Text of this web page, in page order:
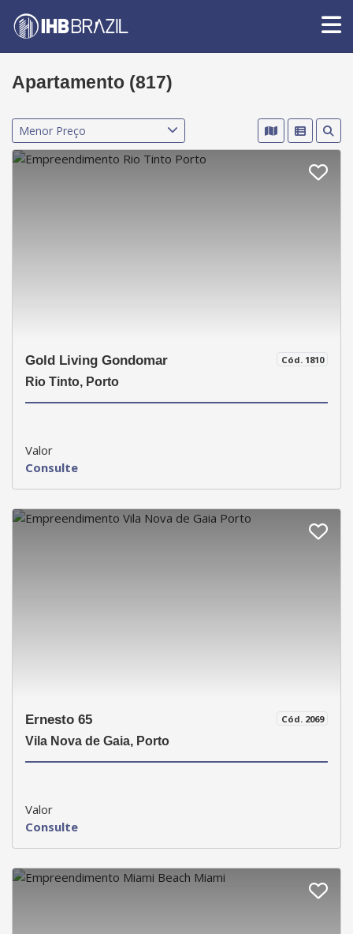
Apartamento (817)
Menor Preço
Cód. 1810
Gold Living Gondomar
Rio Tinto, Porto
Valor
Consulte
Cód. 2069
Ernesto 65
Vila Nova de Gaia, Porto
Valor
Consulte